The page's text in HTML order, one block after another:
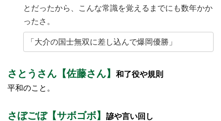
とだったから、こんな常識を覚えるまでにも数年かか
ったさ。
「大介の国士無双に差し込んで爆岡優勝」
さとうさん【佐藤さん】 和了役や規則
平和のこと。
さぼごぼ【サボゴボ】 諺や言い回し